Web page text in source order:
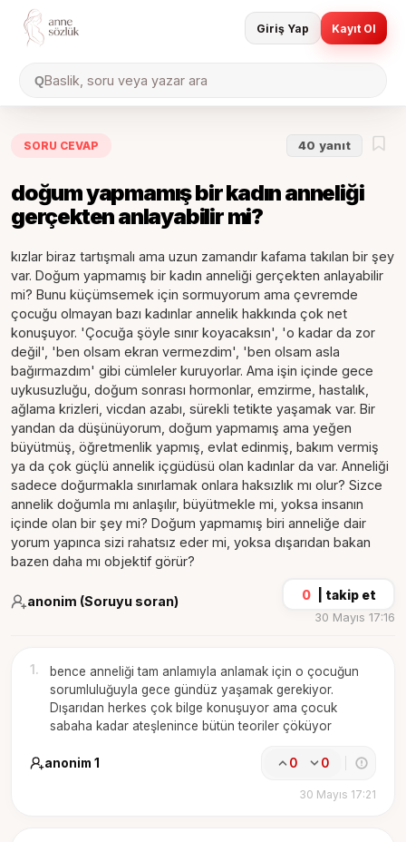
QBaslik, soru veya yazar ara
Giriş Yap Kayıt Ol
SORU CEVAP 40 yanıt
doğum yapmamış bir kadın anneliği
gerçekten anlayabilir mi?
kızlar biraz tartışmalı ama uzun zamandır kafama takılan bir şey
var. Doğum yapmamış bir kadın anneliği gerçekten anlayabilir
mi? Bunu küçümsemek için sormuyorum ama çevremde
çocuğu olmayan bazı kadınlar annelik hakkında çok net
konuşuyor. 'Çocuğa şöyle sınır koyacaksın', 'o kadar da zor
değil', 'ben olsam ekran vermezdim', 'ben olsam asla
bağırmazdım' gibi cümleler kuruyorlar. Ama işin içinde gece
uykusuzluğu, doğum sonrası hormonlar, emzirme, hastalık,
ağlama krizleri, vicdan azabı, sürekli tetikte yaşamak var. Bir
yandan da düşünüyorum, doğum yapmamış ama yeğen
büyütmüş, öğretmenlik yapmış, evlat edinmiş, bakım vermiş
ya da çok güçlü annelik içgüdüsü olan kadınlar da var. Anneliği
sadece doğurmakla sınırlamak onlara haksızlık mı olur? Sizce
annelik doğumla mı anlaşılır, büyütmekle mi, yoksa insanın
içinde olan bir şey mi? Doğum yapmamış biri anneliğe dair
yorum yapınca sizi rahatsız eder mi, yoksa dışarıdan bakan
bazen daha mı objektif görür?
anonim (Soruyu soran) 0 takip et
30 Mayıs 17:16
1 .
bence anneliği tam anlamıyla anlamak için o çocuğun
sorumluluğuyla gece gündüz yaşamak gerekiyor.
Dışarıdan herkes çok bilge konuşuyor ama çocuk
sabaha kadar ateşlenince bütün teoriler çöküyor
anonim 1 0 0
30 Mayıs 17:21